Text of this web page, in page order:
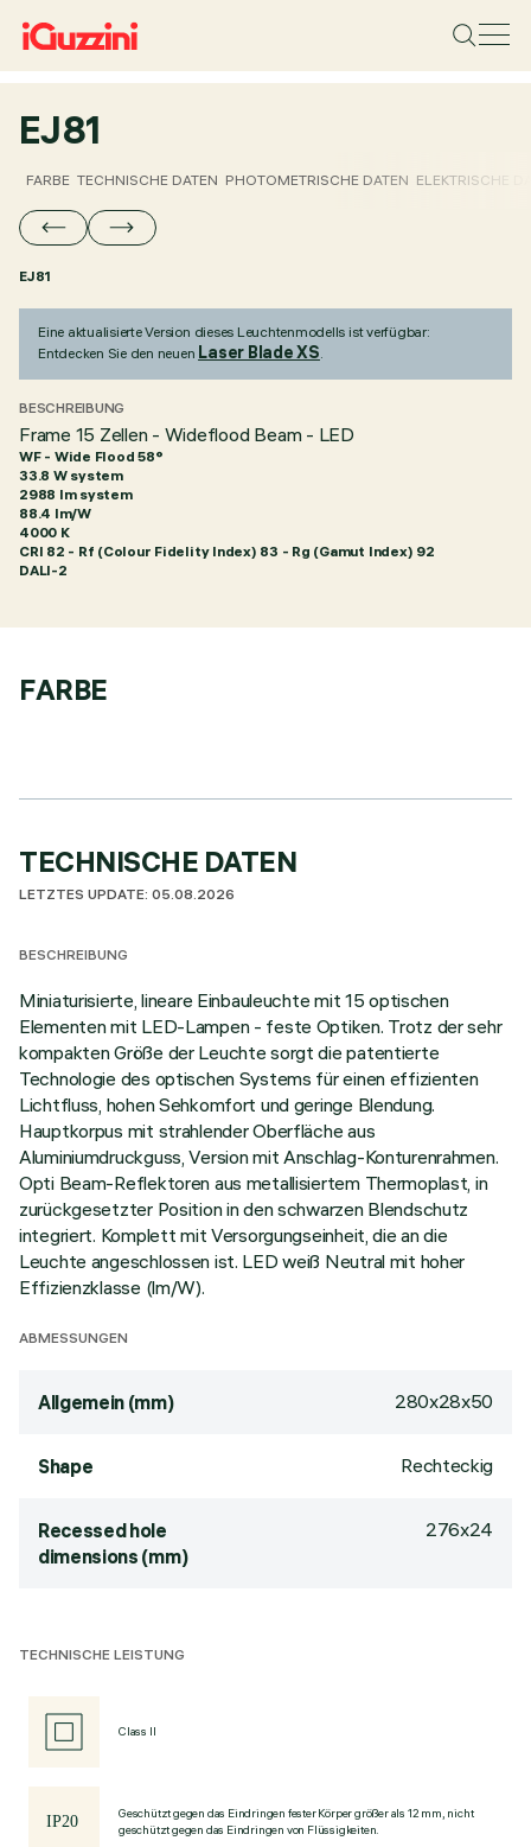
EJ81
FARBE TECHNISCHE DATEN PHOTOMETRISCHE DATEN ELEKTRISCHE
EJ81
Eine aktualisierte Version dieses Leuchtenmodells ist verfügbar:
Entdecken Sie den neuen Laser Blade XS.
BESCHREIBUNG
Frame 15 Zellen - Wideflood Beam - LED
WF - Wide Flood 58°
33.8 W system
2988 lm system
88.4 lm/W
4000 K
CRI 82 - Rf (Colour Fidelity Index) 83 - Rg (Gamut Index) 92
DALI-2
FARBE
TECHNISCHE DATEN
LETZTES UPDATE: 05.08.2026
BESCHREIBUNG
Miniaturisierte, lineare Einbauleuchte mit 15 optischen
Elementen mit LED-Lampen - feste Optiken. Trotz der sehr
kompakten Größe der Leuchte sorgt die patentierte
Technologie des optischen Systems für einen effizienten
Lichtfluss, hohen Sehkomfort und geringe Blendung.
Hauptkorpus mit strahlender Oberfläche aus
Aluminiumdruckguss, Version mit Anschlag-Konturenrahmen.
Opti Beam-Reflektoren aus metallisiertem Thermoplast, in
zurückgesetzter Position in den schwarzen Blendschutz
integriert. Komplett mit Versorgungseinheit, die an die
Leuchte angeschlossen ist. LED weiß Neutral mit hoher
Effizienzklasse (lm/W).
ABMESSUNGEN
Allgemein (mm) 280x28x50
Shape Rechteckig
Recessed hole
dimensions (mm)
276x24
TECHNISCHE LEISTUNG
Class II
Geschützt gegen das Eindringen fester Körper größer als 12 mm, nicht
geschützt gegen das Eindringen von Flüssigkeiten.